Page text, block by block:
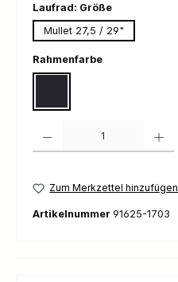
Laufrad: Größeauswählen
Mullet 27,5 / 29"
Rahmenfarbeauswählen
Zum Merkzettel hinzufügen
Artikelnummer 91625-1703